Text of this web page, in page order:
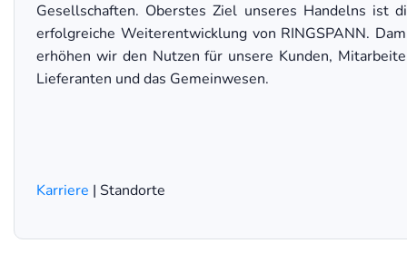
Gesellschaften. Oberstes Ziel unseres Handelns ist
erfolgreiche Weiterentwicklung von RINGSPANN.
erhöhen wir den Nutzen für unsere Kunden,
Lieferanten und das Gemeinwesen.
Karriere | Standorte